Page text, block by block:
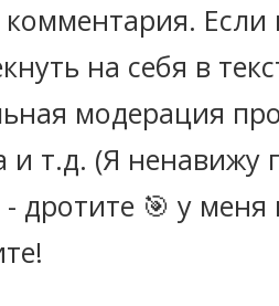
комментария.
на себя в
модерация
и т.д. (Я ненавижу
дротите 🎯 у